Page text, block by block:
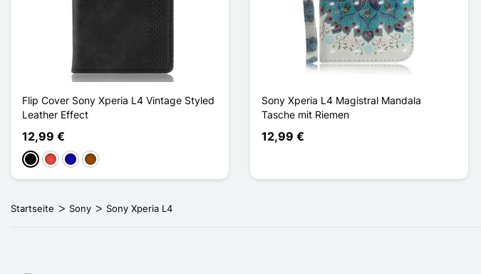
Flip Cover Sony Xperia L4 Vintage Styled
Leather Effect
12,99 €
Schwarz
Rot Dunkelblau
Braun
Sony Xperia L4 Magistral Mandala
Tasche mit Riemen
12,99 €
Startseite Sony Sony Xperia L4